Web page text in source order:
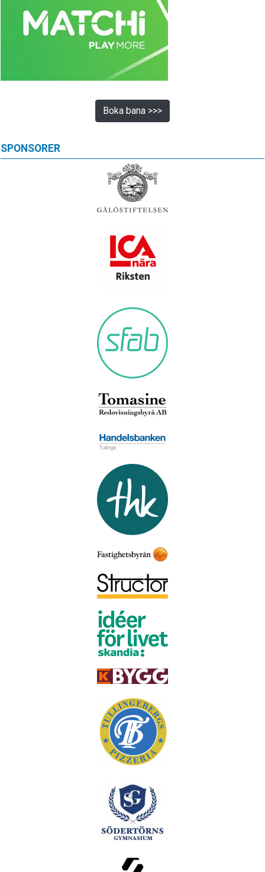
Boka bana >>>
SPONSORER